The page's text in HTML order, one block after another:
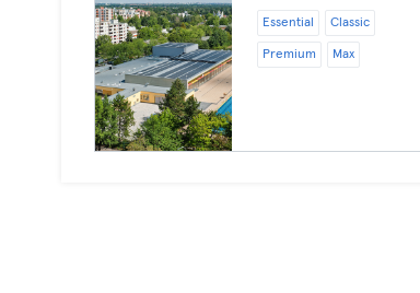
Essential Classic
Premium Max